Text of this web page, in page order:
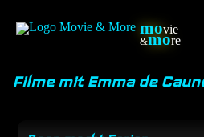
movie
&more
Filme mit Emma de